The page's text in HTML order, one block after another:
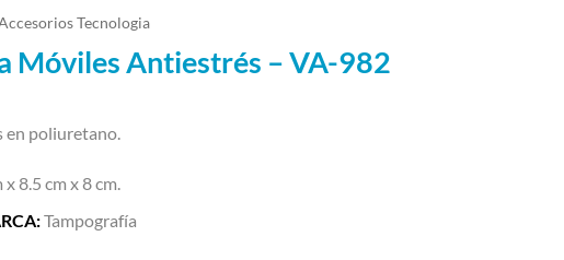
Tecnologia
Móviles Antiestrés – VA-982
en poliuretano.
8.5 cm x 8 cm.
Tampografía